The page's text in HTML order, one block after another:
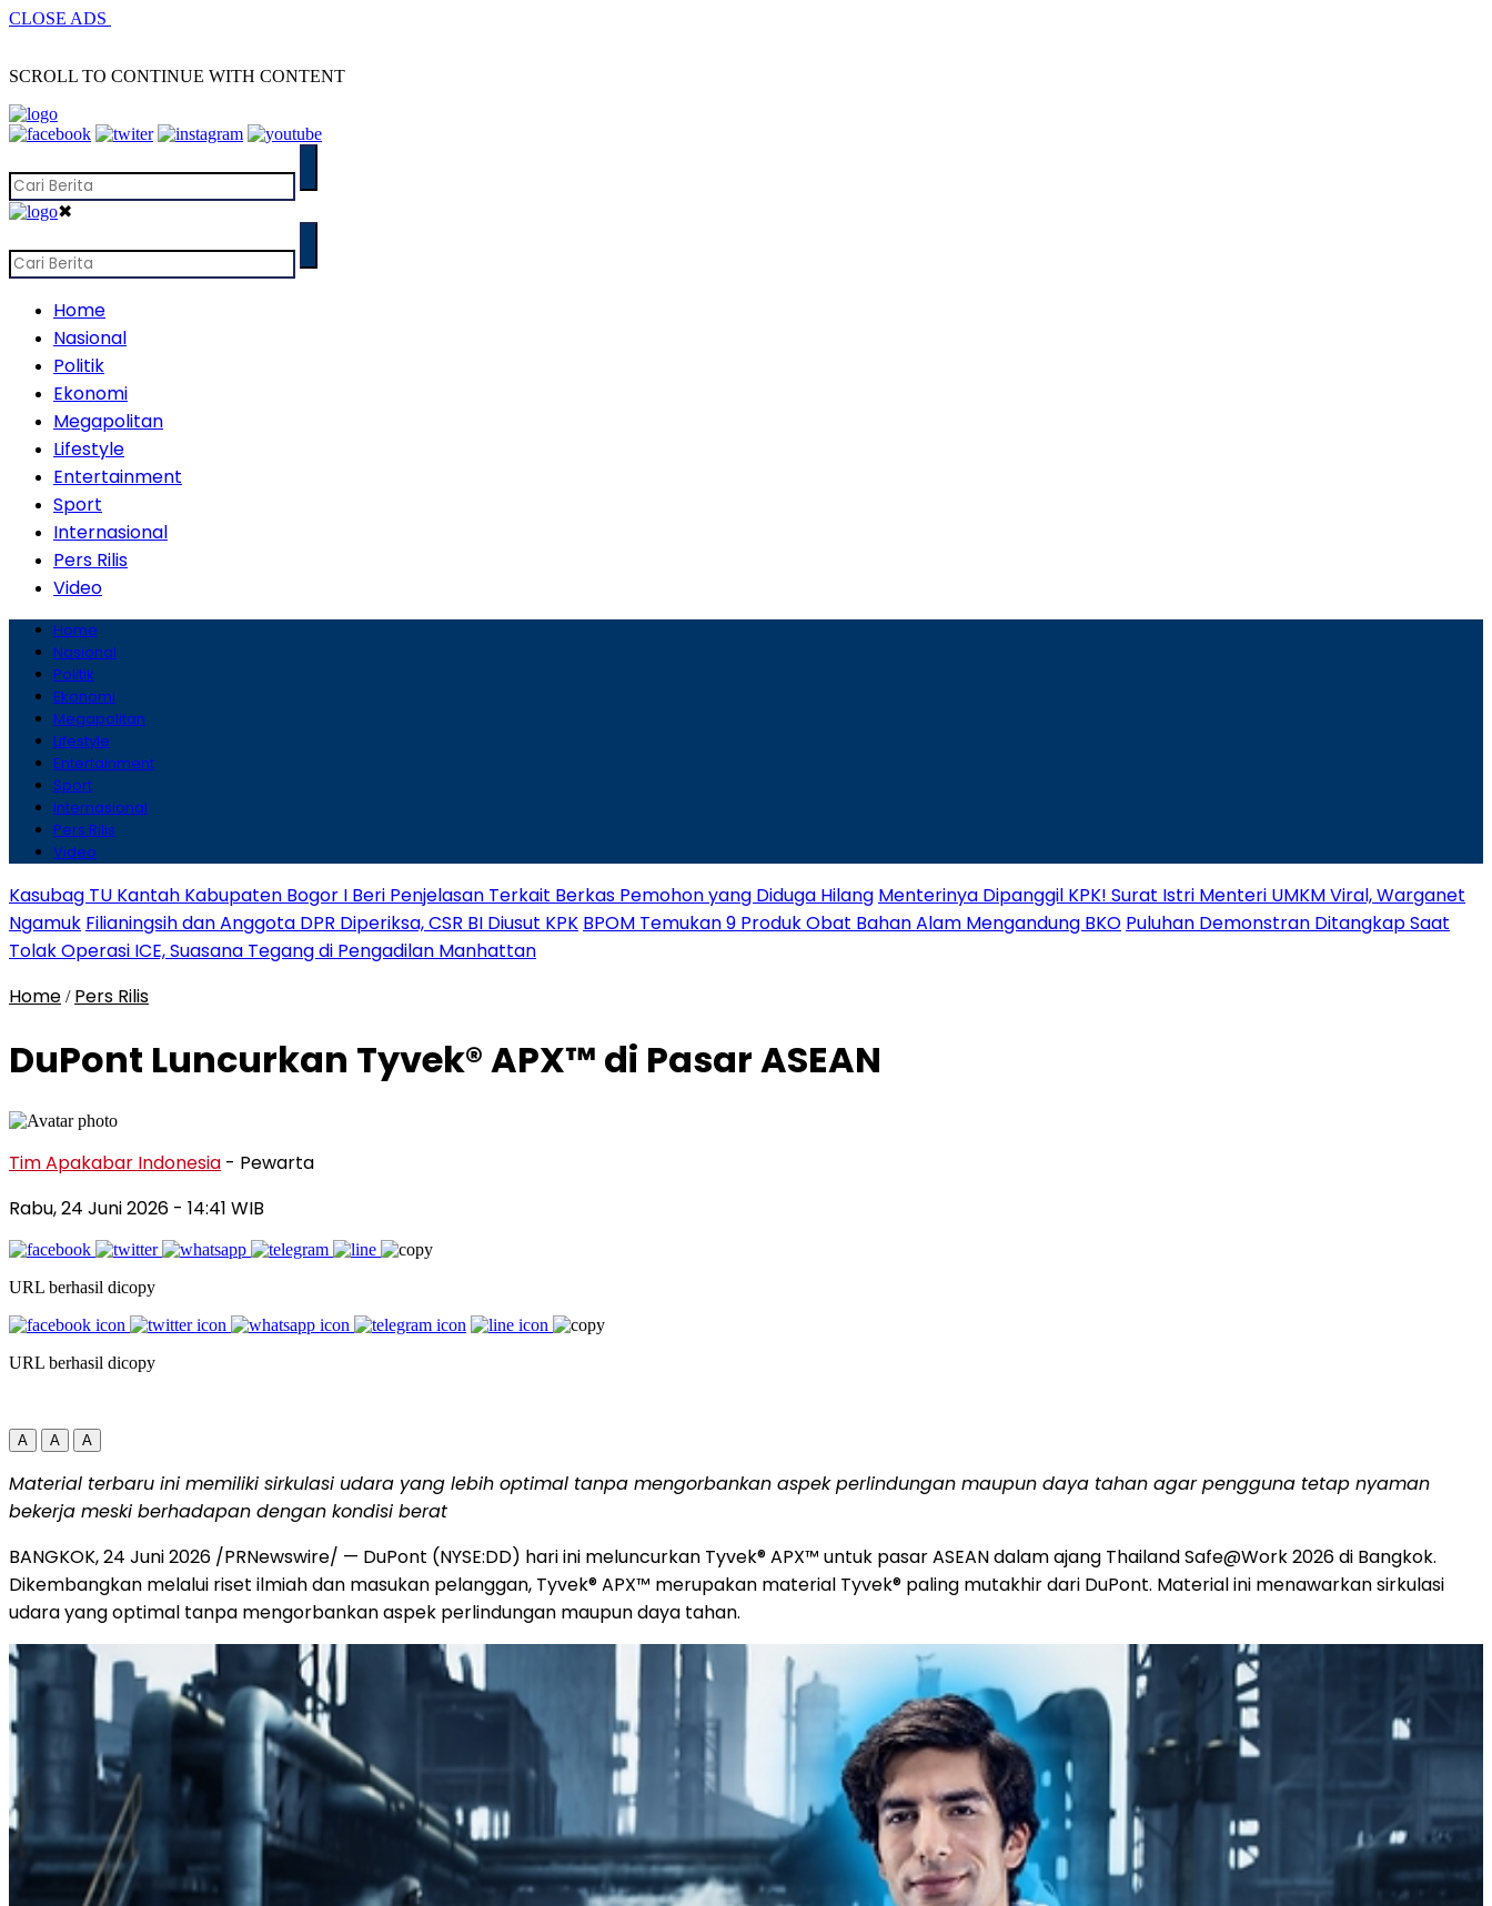
CLOSE ADS
SCROLL TO CONTINUE WITH CONTENT
✖
Home
Nasional
Politik
Ekonomi
Megapolitan
Lifestyle
Entertainment
Sport
Internasional
Pers Rilis
Video
Home
Nasional
Politik
Ekonomi
Megapolitan
Lifestyle
Entertainment
Sport
Internasional
Pers Rilis
Video
Kasubag TU Kantah Kabupaten Bogor I Beri Penjelasan Terkait Berkas Pemohon yang Diduga Hilang Menterinya Dipanggil KPK! Surat Istri Menteri UMKM Viral, Warganet
Ngamuk Filianingsih dan Anggota DPR Diperiksa, CSR BI Diusut KPK BPOM Temukan 9 Produk Obat Bahan Alam Mengandung BKO Puluhan Demonstran Ditangkap Saat
Tolak Operasi ICE, Suasana Tegang di Pengadilan Manhattan
Home / Pers Rilis
DuPont Luncurkan Tyvek® APX™ di Pasar ASEAN
Tim Apakabar Indonesia - Pewarta
Rabu, 24 Juni 2026 - 14:41 WIB
URL berhasil dicopy
URL berhasil dicopy
A A A
Material terbaru ini memiliki sirkulasi udara yang lebih optimal tanpa mengorbankan aspek perlindungan maupun daya tahan agar pengguna tetap nyaman
bekerja meski berhadapan dengan kondisi berat
BANGKOK, 24 Juni 2026 /PRNewswire/ — DuPont (NYSE:DD) hari ini meluncurkan Tyvek® APX™ untuk pasar ASEAN dalam ajang Thailand Safe@Work 2026 di Bangkok.
Dikembangkan melalui riset ilmiah dan masukan pelanggan, Tyvek® APX™ merupakan material Tyvek® paling mutakhir dari DuPont. Material ini menawarkan sirkulasi
udara yang optimal tanpa mengorbankan aspek perlindungan maupun daya tahan.